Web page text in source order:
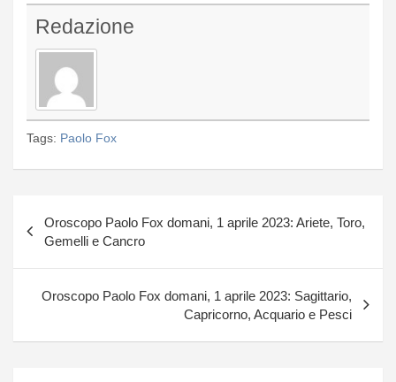
Redazione
Tags: Paolo Fox
articoli
Oroscopo Paolo Fox domani, 1 aprile 2023: Ariete, Toro,
Gemelli e Cancro
Oroscopo Paolo Fox domani, 1 aprile 2023: Sagittario,
Capricorno, Acquario e Pesci